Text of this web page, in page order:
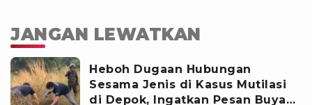
JANGAN LEWATKAN
Heboh Dugaan Hubungan
Sesama Jenis di Kasus Mutilasi
di Depok, Ingatkan Pesan Buya